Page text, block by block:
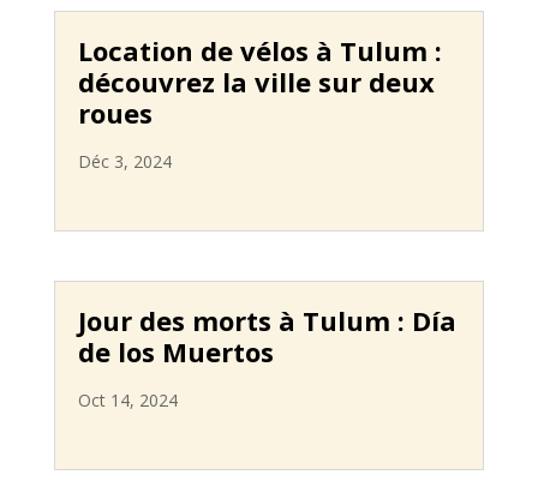
Location de vélos à Tulum :
découvrez la ville sur deux
roues
Déc 3, 2024
Jour des morts à Tulum : Día
de los Muertos
Oct 14, 2024